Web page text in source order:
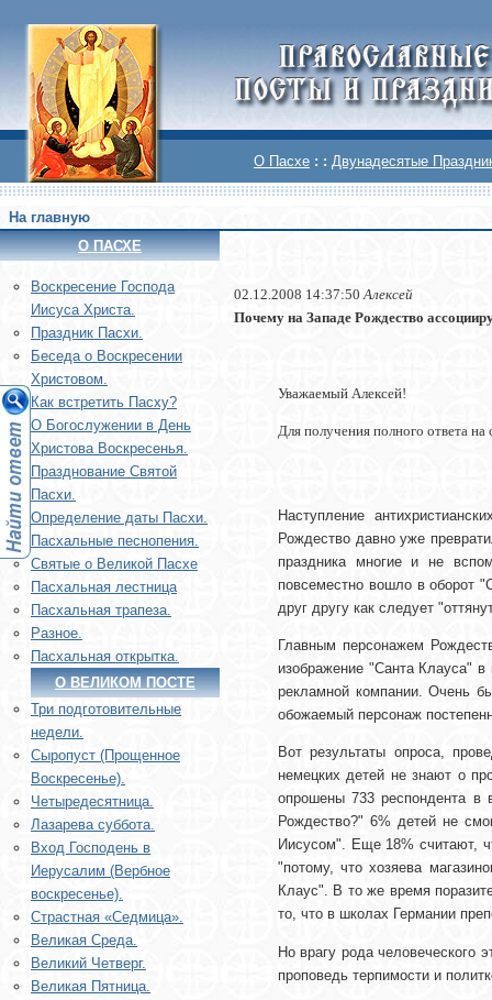
О Пасхе : : Двунадесятые
На главную
О ПАСХЕ
Воскреcение Господа
Иисуса Христа.
Праздник Пасхи.
Беседа о Воскресении
Христовом.
Как встретить Пасху?
О Богослужении в День
Христова Воскресенья.
Празднование Святой
Пасхи.
Определение даты Пасхи.
Пасхальные песнопения.
Святые о Великой Пасхе
Пасхальная лестница
Пасхальная трапеза.
Разное.
Пасхальная открытка.
О ВЕЛИКОМ ПОСТЕ
Три подготовительные
недели.
Сыропуст (Прощенное
Воскресенье).
Четыредесятница.
Лазарева суббота.
Вход Господень в
Иерусалим (Вербное
воскресенье).
Страстная «Седмица».
Великая Среда.
Великий Четверг.
Великая Пятница.
02.12.2008 14:37:50Алексей
Почему на Западе Рождество
Уважаемый Алексей!
Для получения полного ответа
Наступление
Рождество давно уже
праздника многие и не
повсеместно вошло в оборот
друг другу как следует
Главным персонажем
изображение "Санта Клауса"
рекламной компании. Очень
обожаемый персонаж
Вот результаты опроса,
немецких детей не знают о
опрошены 733 респондента в
Рождество?" 6% детей не
Иисусом". Еще 18% считают,
"потому, что хозяева
Клаус". В то же время
то, что в школах Германии
Но врагу рода человеческого
проповедь терпимости и